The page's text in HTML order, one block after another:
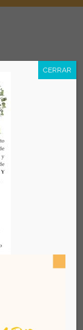
el uso o
14 DE
CERRAR